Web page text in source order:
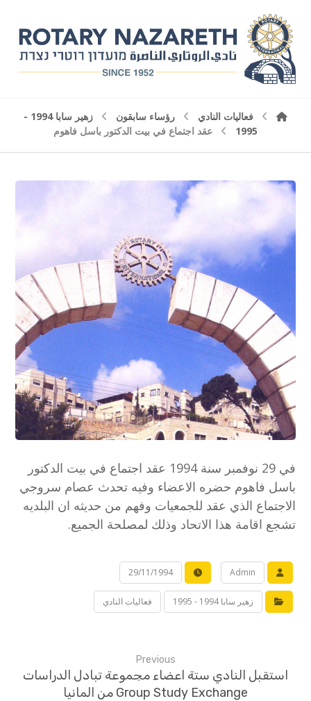
فعاليات النادي رؤساء سابقون
زهير سابا 1994 -
1995
عقد اجتماع في بيت الدكتور باسل فاهوم
في 29 نوفمبر سنة 1994 عقد اجتماع في بيت الدكتور
باسل فاهوم حضره الاعضاء وفيه تحدث عصام سروجي
الاجتماع الذي عقد للجمعيات وفهم من حديثه ان البلديه
تشجع اقامة هذا الاتحاد وذلك لمصلحة الجميع.
Admin
29/11/1994
زهير سابا 1994 - 1995 فعاليات النادي
Previous
استقبل النادي ستة اعضاء مجموعة تبادل الدراسات
Group Study Exchange من المانيا